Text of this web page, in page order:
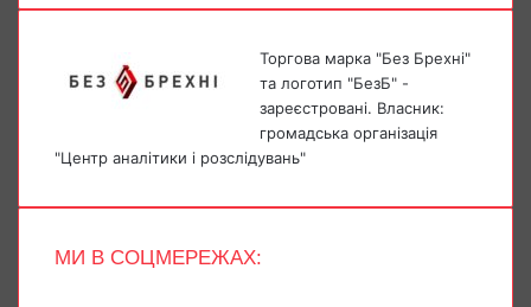
Торгова марка "Без Брехні"
та логотип "БезБ" -
зареєстровані. Власник:
громадська організація
"Центр аналітики і розслідувань"
МИ В СОЦМЕРЕЖАХ: